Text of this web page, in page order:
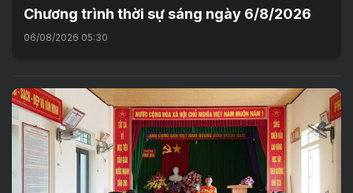
Chương trình thời sự sáng ngày 6/8/2026
06/08/2026 05:30